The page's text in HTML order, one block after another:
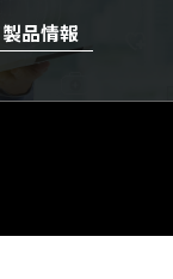
製品情報